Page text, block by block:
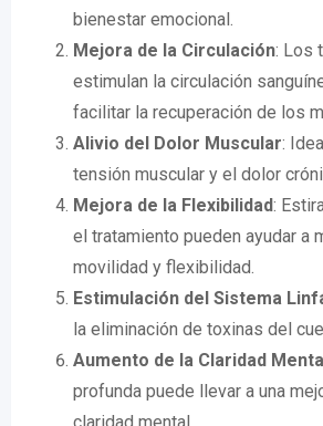
bienestar emocional.
Mejora de la Circulación: Los
estimulan la circulación
facilitar la recuperación de los
Alivio del Dolor Muscular:
tensión muscular y el dolor
Mejora de la Flexibilidad:
el tratamiento pueden ayudar a
movilidad y flexibilidad.
Estimulación del Sistema
la eliminación de toxinas del
Aumento de la Claridad
profunda puede llevar a una